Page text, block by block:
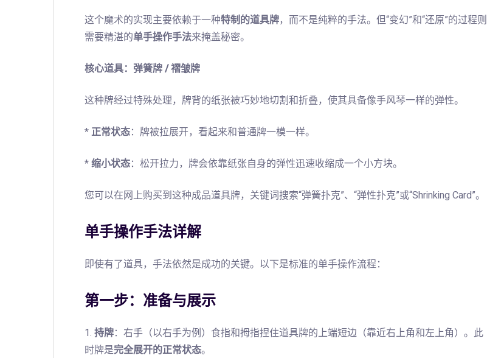
这个魔术的实现主要依赖于一种特制的道具牌，而不是纯粹的手法。但“变幻”和“还原”的过程则
需要精湛的单手操作手法来掩盖秘密。
核心道具：弹簧牌 / 褶皱牌
这种牌经过特殊处理，牌背的纸张被巧妙地切割和折叠，使其具备像手风琴一样的弹性。
*正常状态：牌被拉展开，看起来和普通牌一模一样。
*缩小状态：松开拉力，牌会依靠纸张自身的弹性迅速收缩成一个小方块。
您可以在网上购买到这种成品道具牌，关键词搜索“弹簧扑克”、“弹性扑克”或“Shrinking Card”。
单手操作手法详解
即使有了道具，手法依然是成功的关键。以下是标准的单手操作流程：
第一步：准备与展示
1. 持牌：右手（以右手为例）食指和拇指捏住道具牌的上端短边（靠近右上角和左上角）。此
时牌是完全展开的正常状态。